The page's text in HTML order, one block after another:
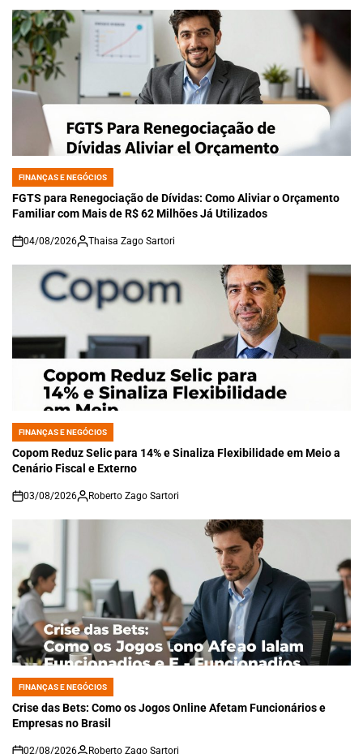
POSTED
IN
FINANÇAS E NEGÓCIOS
FGTS para Renegociação de Dívidas: Como Aliviar o Orçamento
Familiar com Mais de R$ 62 Milhões Já Utilizados
on
04/08/2026 Thaisa Zago Sartori
POSTED
IN
FINANÇAS E NEGÓCIOS
Copom Reduz Selic para 14% e Sinaliza Flexibilidade em Meio a
Cenário Fiscal e Externo
on
03/08/2026 Roberto Zago Sartori
POSTED
IN
FINANÇAS E NEGÓCIOS
Crise das Bets: Como os Jogos Online Afetam Funcionários e
Empresas no Brasil
02/08/2026 Roberto Zago Sartori